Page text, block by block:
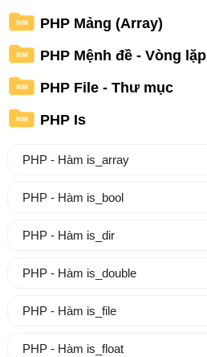
WM PHP Mảng (Array)
WM PHP Mệnh đề - Vòng lặp
WM PHP File - Thư mục
WM PHP Is
PHP - Hàm is_array
PHP - Hàm is_bool
PHP - Hàm is_dir
PHP - Hàm is_double
PHP - Hàm is_file
PHP - Hàm is_float